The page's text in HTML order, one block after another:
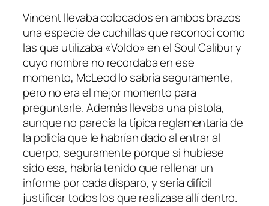
Vincent llevaba colocados en ambos brazos
una especie de cuchillas que reconocí como
las que utilizaba «Voldo» en el Soul Calibur y
cuyo nombre no recordaba en ese
momento, McLeod lo sabría seguramente,
pero no era el mejor momento para
preguntarle. Además llevaba una pistola,
aunque no parecía la típica reglamentaria de
la policía que le habrían dado al entrar al
cuerpo, seguramente porque si hubiese
sido esa, habría tenido que rellenar un
informe por cada disparo, y sería difícil
justificar todos los que realizase allí dentro.